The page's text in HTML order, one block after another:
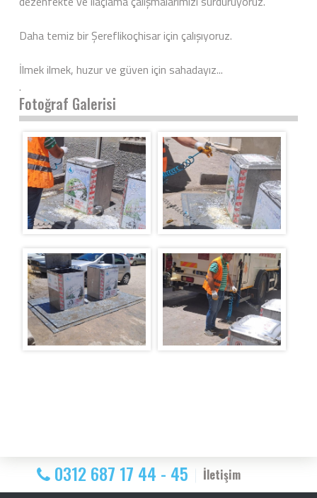
Daha temiz bir Şereflikoçhisar için çalışıyoruz.
İlmek ilmek, huzur ve güven için sahadayız...
.
Fotoğraf Galerisi
0312 687 17 44 - 45 İletişim